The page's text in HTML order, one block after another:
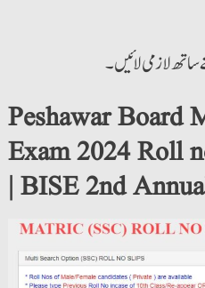
لازمی لائیں۔
Peshawar Board
Exam 2024 Roll
| BISE 2nd